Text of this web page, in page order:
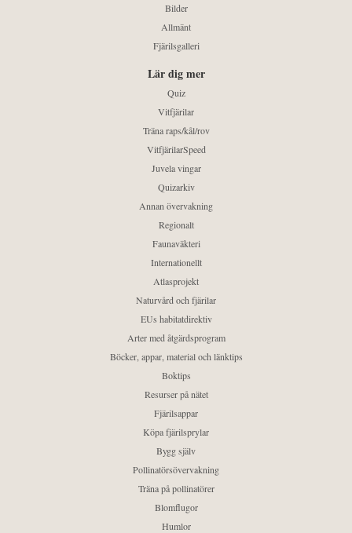
Bilder
Allmänt
Fjärilsgalleri
Lär dig mer
Quiz
Vitfjärilar
Träna raps/kål/rov
VitfjärilarSpeed
Juvela vingar
Quizarkiv
Annan övervakning
Regionalt
Faunaväkteri
Internationellt
Atlasprojekt
Naturvård och fjärilar
EUs habitatdirektiv
Arter med åtgärdsprogram
Böcker, appar, material och länktips
Boktips
Resurser på nätet
Fjärilsappar
Köpa fjärilsprylar
Bygg själv
Pollinatörsövervakning
Träna på pollinatörer
Blomflugor
Humlor